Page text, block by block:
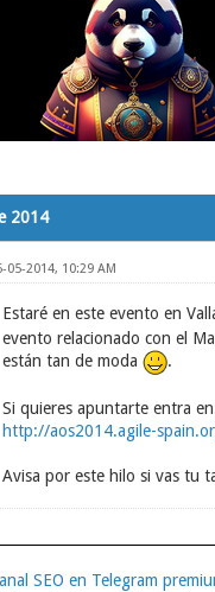
2014
05-2014, 10:29 AM
Estaré en este evento en
evento relacionado con el
están tan de moda
.
Si quieres apuntarte entra
http://aos2014.agile-
Avisa por este hilo si vas tu
SEO en Telegram